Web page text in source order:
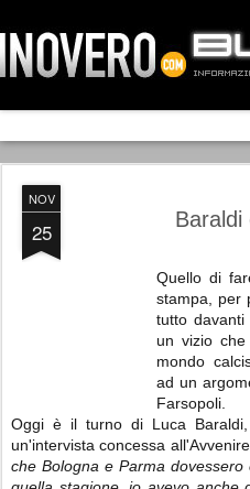
NOV
25 Baraldi
Quello di
stampa, per
tutto
un vizio
mondo
ad un
Farsopoli.
Oggi è il turno di Luca
un'intervista concessa
che Bologna e Parma